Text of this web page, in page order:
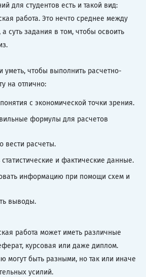
для студентов есть и такой вид:
работа. Это нечто среднее между
суть задания в том, чтобы освоить
уметь, чтобы выполнить расчетно-
на отлично:
с экономической точки зрения.
формулы для расчетов
вести расчеты.
и фактические данные.
информацию при помощи схем и
выводы.
работа может иметь различные
курсовая или даже диплом.
могут быть разными, но так или иначе
усилий.